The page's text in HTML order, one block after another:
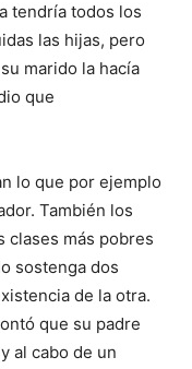
tendría todos los
las hijas, pero
marido la hacía
que
lo que por ejemplo
También los
clases más pobres
sostenga dos
de la otra.
que su padre
al cabo de un